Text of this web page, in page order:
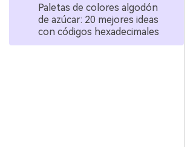
Paletas de colores algodón
de azúcar: 20 mejores ideas
con códigos hexadecimales